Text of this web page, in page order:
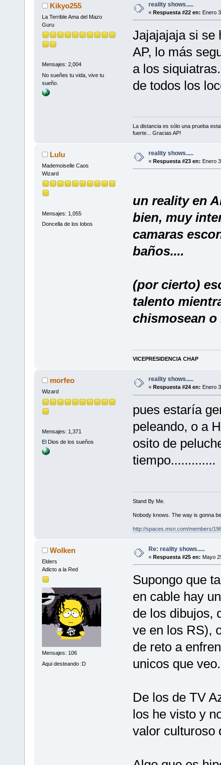
Kikyo255
La Terrible Ama del Mazo
Guru
Mensajes: 2,004
No sueñes tu vida, vive tu
sueño.
reality shows.....
« Respuesta #22 en: Enero
Jajajajaja si se
AP, lo más
a los
de todos los
La distancia es sólo una prueba
fuerte... Gracias AP!
Lulu
Mademoiselle Caos
Wizard
Mensajes: 1,055
Doncella de los lobos
reality shows.....
« Respuesta #23 en: Enero
un reality en
bien, muy
camaras
baños....
(por cierto)
talento
chismosean o
VICEPRESIDENCIA CHAP
morfeo
Wizard
Mensajes: 1,371
El Dios de los sueños
reality shows.....
« Respuesta #24 en: Enero
pues estaría
peleando, o a
osito de
tiempo.............
Stand By Me.
Nobody knows. The way is gonna
http://spaces.msn.com/members/
Wolken
Elders
Adicto a la Red
Mensajes: 106
Aqui desteando :D
Re: reality shows.....
« Respuesta #25 en: Mayo
Supongo que
en cable hay
de los dibujos,
ve en los RS),
de reto a
unicos que veo.
De los de TV
los he visto y
valor culturoso